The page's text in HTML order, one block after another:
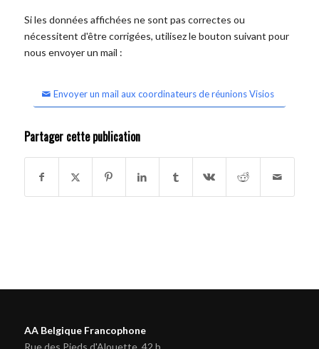
Si les données affichées ne sont pas correctes ou
nécessitent d'être corrigées, utilisez le bouton suivant pour
nous envoyer un mail :
Envoyer un mail aux coordinateurs de réunions Visios
Partager cette publication
AA Belgique Francophone
Rue des Pieds d'Alouette, 42 b